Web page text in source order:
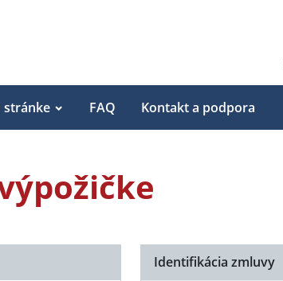
stránke FAQ Kontakt a podpora
Identifikácia zmluvy